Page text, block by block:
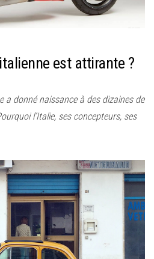
est attirante ?
a donné naissance à des dizaines de
l’Italie, ses concepteurs, ses